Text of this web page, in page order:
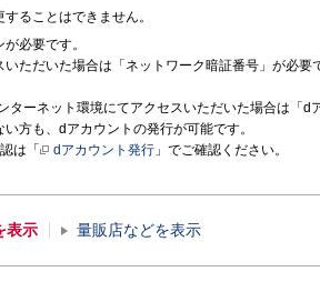
ることはできません。
必要です。
いただいた場合は「ネットワーク暗証番号」が必
ターネット環境にてアクセスいただいた場合は「
方も、dアカウントの発行が可能です。
は「
dアカウント発行 」でご確認ください。
表示 量販店などを表示